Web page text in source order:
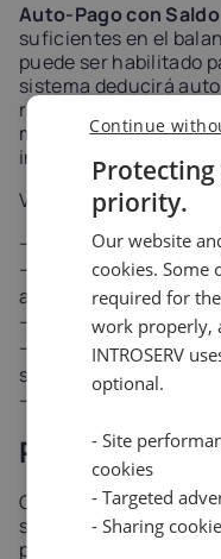
Auto-Pago con
suficientes en el
puede ser habilitado
sistema deducirá
requerida de su saldo
manual cada vez,
ininterrumpida del
Ventajas:
Activación más
Soporte completo
automática de saldo
Saldo de cuenta
Presupuestación y
sencillos
Sin interrupciones
Pago directo
Cuando solicita un
suficiente, el sistema
pagarse
priority.
Our website
cookies. Some
required for the
work properly,
INTROSERV
optional.
- Site
cookies
- Targeted
- Sharing
Continue